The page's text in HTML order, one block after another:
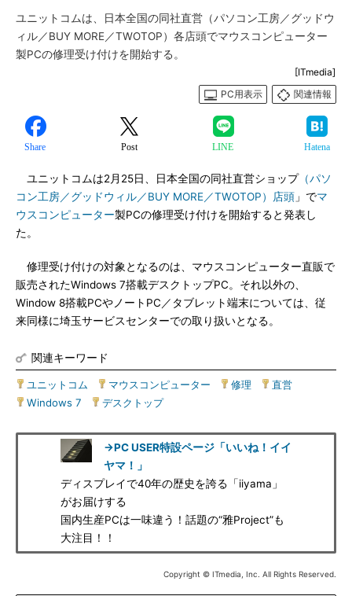
ユニットコムは、日本全国の同社直営（パソコン工房／グッドウ
ィル／BUY MORE／TWOTOP）各店頭でマウスコンピューター
製PCの修理受け付けを開始する。
[ITmedia]
PC用表示
関連情報
Share Post LINE Hatena
ユニットコムは2月25日、日本全国の同社直営ショップ（パソ
コン工房／グッドウィル／BUY MORE／TWOTOP）店頭 」でマ
ウスコンピューター製PCの修理受け付けを開始すると発表し
た。
修理受け付けの対象となるのは、マウスコンピューター直販で
販売されたWindows 7搭載デスクトップPC。それ以外の、
Window 8搭載PCやノートPC／タブレット端末については、従
来同様に埼玉サービスセンターでの取り扱いとなる。
関連キーワード
ユニットコム マウスコンピューター 修理 直営
Windows 7
デスクトップ
→PC USER特設ページ「いいね！イイ
ヤマ！」
ディスプレイで40年の歴史を誇る「iiyama」
がお届けする
国内生産PCは一味違う！話題の“雅Project”も
大注目！！
Copyright © ITmedia, Inc. All Rights Reserved.